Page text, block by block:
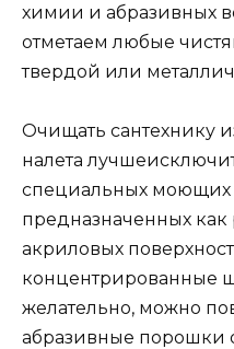
химии и абразивных
отметаем любые
твердой или
Очищать сантехнику
налета
специальных моющих
предназначенных как
акриловых
концентрированные
желательно, можно
абразивные порошки